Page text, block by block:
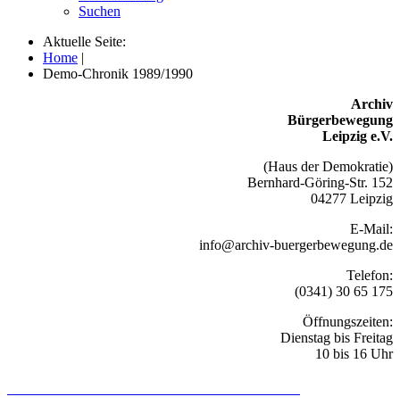
Suchen
Aktuelle Seite:
Home |
Demo-Chronik 1989/1990
Archiv
Bürgerbewegung
Leipzig e.V.
(Haus der Demokratie)
Bernhard-Göring-Str. 152
04277 Leipzig
E-Mail:
info@archiv-buergerbewegung.de
Telefon:
(0341) 30 65 175
Öffnungszeiten:
Dienstag bis Freitag
10 bis 16 Uhr